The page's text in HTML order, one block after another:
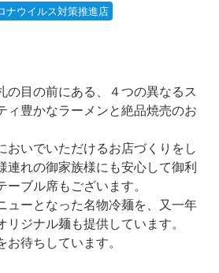
ナウイルス対策推進店
の目の前にある、４つの異なるス
ィ豊かなラーメンと絶品焼売のお
おいでいただけるお店づくりをし
連れの御家族様にも安心して御利
ブル席もございます。
ューとなった名物冷麺を、又一年
ジナル麺も提供しています。
待ちしています。